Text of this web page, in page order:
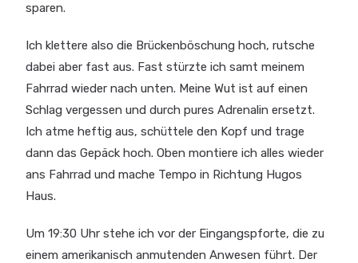
sparen.
Ich klettere also die Brückenböschung hoch, rutsche
dabei aber fast aus. Fast stürzte ich samt meinem
Fahrrad wieder nach unten. Meine Wut ist auf einen
Schlag vergessen und durch pures Adrenalin ersetzt.
Ich atme heftig aus, schüttele den Kopf und trage
dann das Gepäck hoch. Oben montiere ich alles wieder
ans Fahrrad und mache Tempo in Richtung Hugos
Haus.
Um 19:30 Uhr stehe ich vor der Eingangspforte, die zu
einem amerikanisch anmutenden Anwesen führt. Der